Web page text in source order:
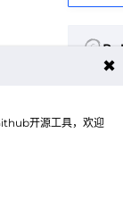
✖
开源工具，欢迎